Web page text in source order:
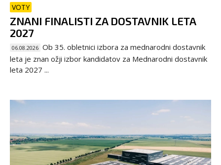
VOTY
ZNANI FINALISTI ZA DOSTAVNIK LETA
2027
06.08.2026 Ob 35. obletnici izbora za mednarodni dostavnik
leta je znan ožji izbor kandidatov za Mednarodni dostavnik
leta 2027 ...